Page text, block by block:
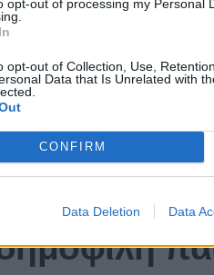
opt-out of processing my Personal
opt-out of Collection, Use,
Data that Is Unrelated with
CONFIRM
Data Deletion Data
ρυθμίζουν τα παιχνίδια
και να φύγετε από το σπίτι.
κριτικη και μπονους 2026 ένας
είναι απόλυτες.
Ο κύριος λόγος που πρέπει
παιχνιδιών στο Διαδίκτυο
στην ελλαδα:
Η